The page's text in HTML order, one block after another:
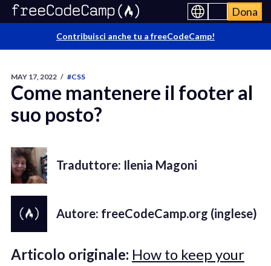
Dona
Contribuisci anche tu a freeCodeCamp!
MAY 17, 2022 / #CSS
Come mantenere il footer al
suo posto?
Traduttore: Ilenia Magoni
Autore: freeCodeCamp.org (inglese)
Articolo originale: How to keep your